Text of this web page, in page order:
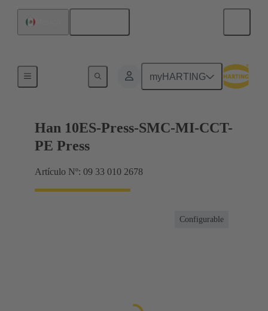
myHARTING
Corrientes hasta 16 A
Han 10ES-Press-SMC-MI-CCT-
PE Press
Artículo Nº: 09 33 010 2678
Configurable